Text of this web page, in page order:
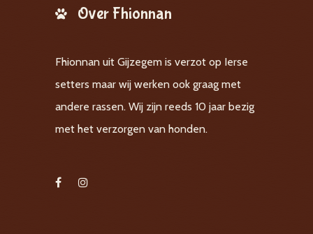
Over Fhionnan
Fhionnan uit Gijzegem is verzot op Ierse
setters maar wij werken ook graag met
andere rassen. Wij zijn reeds 10 jaar bezig
met het verzorgen van honden.